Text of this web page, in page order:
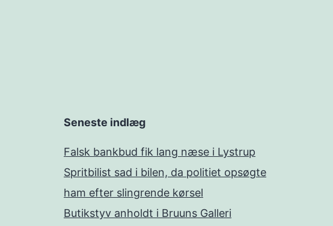
Seneste indlæg
Falsk bankbud fik lang næse i Lystrup
Spritbilist sad i bilen, da politiet opsøgte
ham efter slingrende kørsel
Butikstyv anholdt i Bruuns Galleri